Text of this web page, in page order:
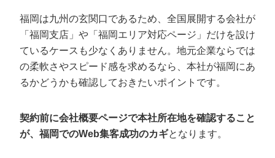
福岡は九州の玄関口であるため、全国展開する会社が
「福岡支店」や「福岡エリア対応ページ」だけを設け
ているケースも少なくありません。地元企業ならでは
の柔軟さやスピード感を求めるなら、本社が福岡にあ
るかどうかも確認しておきたいポイントです。
契約前に会社概要ページで本社所在地を確認すること
が、福岡でのWeb集客成功のカギとなります。